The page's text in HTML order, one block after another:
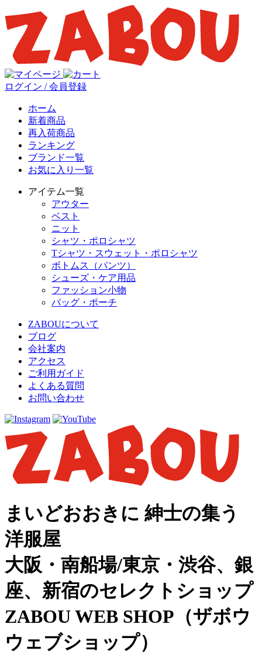
ログイン / 会員登録
ホーム
新着商品
再入荷商品
ランキング
ブランド一覧
お気に入り一覧
アイテム一覧
アウター
ベスト
ニット
シャツ・ポロシャツ
Tシャツ・スウェット・ポロシャツ
ボトムス（パンツ）
シューズ・ケア用品
ファッション小物
バッグ・ポーチ
ZABOUについて
ブログ
会社案内
アクセス
ご利用ガイド
よくある質問
お問い合わせ
まいどおおきに 紳士の集う
洋服屋
大阪・南船場/東京・渋谷、銀
座、新宿のセレクトショップ
ZABOU WEB SHOP（ザボウ
ウェブショップ）